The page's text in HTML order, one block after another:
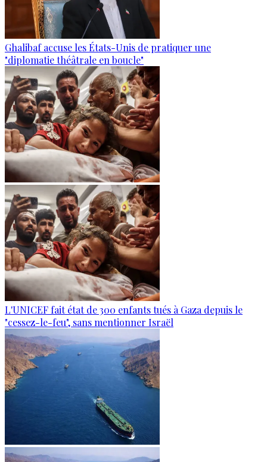
Ghalibaf accuse les États-Unis de pratiquer une
"diplomatie théâtrale en boucle"
L'UNICEF fait état de 300 enfants tués à Gaza depuis le
"cessez-le-feu", sans mentionner Israël